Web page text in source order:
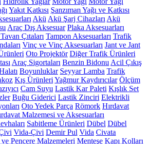
Yakıt Katkısı Şanzıman Yağı ve Katkısı
Akü Akü Şarj Cihazları Akü
Araç Dış Aksesuar Plaka Aksesuarları
Çıtaları Tampon Aksesuarları Trafik
Vinç ve Vinç Aksesuarları Jant ve Jant
Oto Projektör Diğer Trafik Ürünleri
Araç Sigortaları Benzin Bidonu Acil Çıkış
Boyunluklar Seyyar Lamba Trafik
Kış Ürünleri Yağmur Kaydırıcılar Ölçüm
Cam Suyu Lastik Kar Paleti Kışlık Set
Buğu Giderici Lastik Zinciri Elektrikli
Oto Yedek Parça Römork Hırdavat
Malzemesi ve Aksesuarları
Sabitleme Ürünleri Dübel Dübel
Vida-Çivi Demir Pul Vida Civata
ve Pencere Malzemeleri Menteşe Kapı Kolları